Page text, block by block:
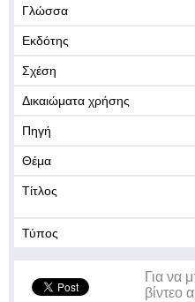
Γλώσσα
Εκδότης
Σχέση
Δικαιώματα χρήσης
Πηγή
Θέμα
Τίτλος
Τύπος
Για να
βίντεο